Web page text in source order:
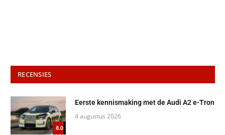
RECENSIES
8.0
Eerste kennismaking met de Audi A2 e-Tron
4 augustus 2026